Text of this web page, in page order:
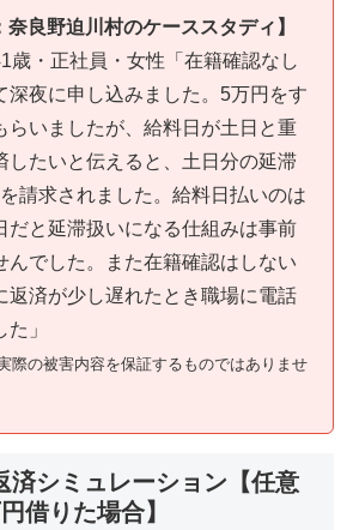
良野迫川村のケーススタディ】
歳・正社員・女性「在籍確認なし
深夜に申し込みました。5万円をす
らいましたが、給料日が土日と重
したいと伝えると、土日分の延滞
請求されました。給料日払いのは
だと延滞扱いになる仕組みは事前
んでした。また在籍確認はしない
返済が少し遅れたとき職場に電話
」
際の被害内容を保証するものではありませ
済シミュレーション【任意
借りた場合】